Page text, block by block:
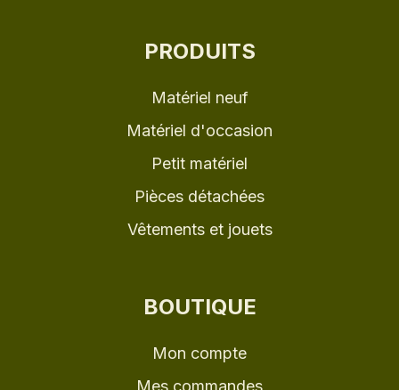
PRODUITS
Matériel neuf
Matériel d'occasion
Petit matériel
Pièces détachées
Vêtements et jouets
BOUTIQUE
Mon compte
Mes commandes